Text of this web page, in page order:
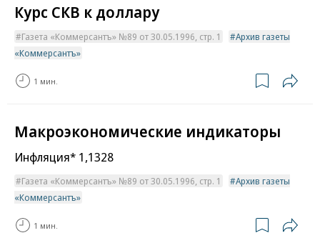
Курс СКВ к доллару
Газета «Коммерсантъ» №89 от 30.05.1996, стр. 1
Архив газеты
«Коммерсантъ»
1 мин.
Макроэкономические индикаторы
Инфляция* 1,1328
Газета «Коммерсантъ» №89 от 30.05.1996, стр. 1
Архив газеты
«Коммерсантъ»
1 мин.